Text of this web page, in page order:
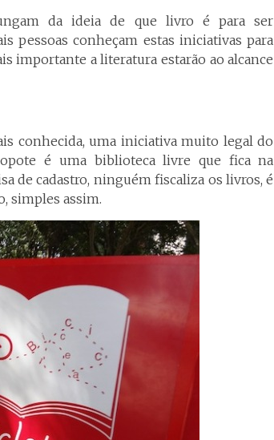
da ideia de que livro é para ser
pessoas conheçam estas iniciativas para
importante a literatura estarão ao alcance
conhecida, uma iniciativa muito legal do
é uma biblioteca livre que fica na
de cadastro, ninguém fiscaliza os livros, é
simples assim.